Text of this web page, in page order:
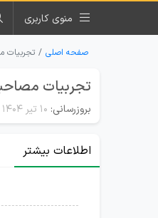
منوی کاربری
صفحه اصلی تجربیات
تجربیات
بروزرسانی: ۱۰ تیر ۱۴۰۴
اطلاعات بیشتر